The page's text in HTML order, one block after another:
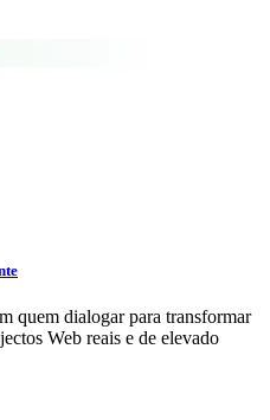
quem dialogar para transformar
Web reais e de elevado